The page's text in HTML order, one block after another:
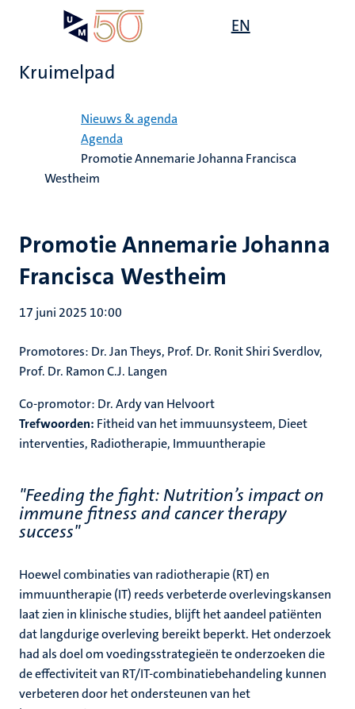
EN
Kruimelpad
Nieuws & agenda
Agenda
Promotie Annemarie Johanna Francisca
Westheim
Promotie Annemarie Johanna
Francisca Westheim
17 juni 2025 10:00
Promotores: Dr. Jan Theys, Prof. Dr. Ronit Shiri Sverdlov,
Prof. Dr. Ramon C.J. Langen
Co-promotor: Dr. Ardy van Helvoort
Trefwoorden: Fitheid van het immuunsysteem, Dieet
interventies, Radiotherapie, Immuuntherapie
"Feeding the fight: Nutrition’s impact on
immune fitness and cancer therapy
success"
Hoewel combinaties van radiotherapie (RT) en
immuuntherapie (IT) reeds verbeterde overlevingskansen
laat zien in klinische studies, blijft het aandeel patiënten
dat langdurige overleving bereikt beperkt. Het onderzoek
had als doel om voedingsstrategieën te onderzoeken die
de effectiviteit van RT/IT-combinatiebehandeling kunnen
verbeteren door het ondersteunen van het